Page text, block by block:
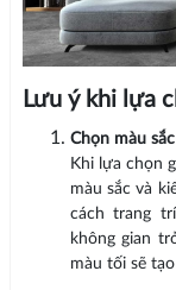
Lưu ý khi lựa
Chọn màu
Khi lựa chọn
màu sắc và
cách trang
không gian
màu tối sẽ